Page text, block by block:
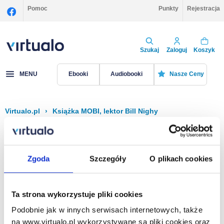
Zgoda Szczegóły O plikach cookies
Ta strona wykorzystuje pliki cookies
Podobnie jak w innych serwisach internetowych, także
na www.virtualo.pl wykorzystywane są pliki cookies oraz
Pomoc Punkty Rejestracja
Szukaj Zaloguj Koszyk
MENU Ebooki Audiobooki Nasze Ceny
Virtualo.pl › Książka MOBI, lektor Bill Nighy
Filtruj Sortuj
Na stronie